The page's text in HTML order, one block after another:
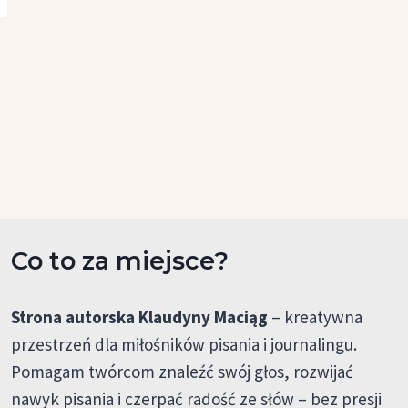
Co to za miejsce?
Strona autorska Klaudyny Maciąg – kreatywna
przestrzeń dla miłośników pisania i journalingu.
Pomagam twórcom znaleźć swój głos, rozwijać
nawyk pisania i czerpać radość ze słów – bez presji